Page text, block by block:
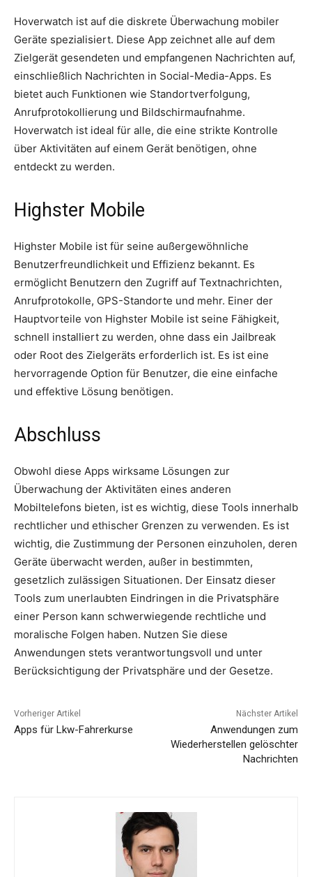
Hoverwatch ist auf die diskrete Überwachung mobiler
Geräte spezialisiert. Diese App zeichnet alle auf dem
Zielgerät gesendeten und empfangenen Nachrichten auf,
einschließlich Nachrichten in Social-Media-Apps. Es
bietet auch Funktionen wie Standortverfolgung,
Anrufprotokollierung und Bildschirmaufnahme.
Hoverwatch ist ideal für alle, die eine strikte Kontrolle
über Aktivitäten auf einem Gerät benötigen, ohne
entdeckt zu werden.
Highster Mobile
Highster Mobile ist für seine außergewöhnliche
Benutzerfreundlichkeit und Effizienz bekannt. Es
ermöglicht Benutzern den Zugriff auf Textnachrichten,
Anrufprotokolle, GPS-Standorte und mehr. Einer der
Hauptvorteile von Highster Mobile ist seine Fähigkeit,
schnell installiert zu werden, ohne dass ein Jailbreak
oder Root des Zielgeräts erforderlich ist. Es ist eine
hervorragende Option für Benutzer, die eine einfache
und effektive Lösung benötigen.
Abschluss
Obwohl diese Apps wirksame Lösungen zur
Überwachung der Aktivitäten eines anderen
Mobiltelefons bieten, ist es wichtig, diese Tools innerhalb
rechtlicher und ethischer Grenzen zu verwenden. Es ist
wichtig, die Zustimmung der Personen einzuholen, deren
Geräte überwacht werden, außer in bestimmten,
gesetzlich zulässigen Situationen. Der Einsatz dieser
Tools zum unerlaubten Eindringen in die Privatsphäre
einer Person kann schwerwiegende rechtliche und
moralische Folgen haben. Nutzen Sie diese
Anwendungen stets verantwortungsvoll und unter
Berücksichtigung der Privatsphäre und der Gesetze.
Vorheriger Artikel
Apps für Lkw-Fahrerkurse
Nächster Artikel
Anwendungen zum
Wiederherstellen gelöschter
Nachrichten